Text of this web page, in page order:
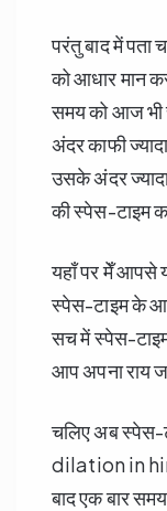
परंतु बाद में पता
को आधार मान
समय को आज भी
अंदर काफी
उसके अंदर
की स्पेस-टाइम
यहाँ पर मेँ आपसे
स्पेस-टाइम के
सच में स्पेस-टाइम
आप अपना राय
चलिए अब
dilation in
बाद एक बार